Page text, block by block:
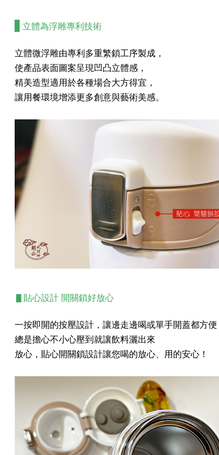
立體為浮雕專利技術
立體微浮雕由專利多重繁鎖工序製成，
使產品表面圖案呈現凹凸立體感，
精美造型適用於各種場合大方得宜，
讓用餐環境增添更多創意與藝術美感。
▋貼心設計 開關鎖好放心
一按即開的按壓設計，讓邊走邊喝或單手開蓋都方便
總是擔心不小心壓到就讓飲料灑出來
放心 ，貼心開關鎖設計讓您喝的放心、 用 的安心 ！